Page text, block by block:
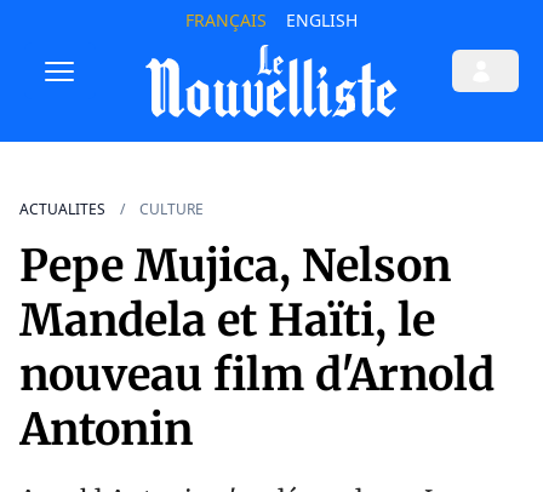
FRANÇAIS ENGLISH
ACTUALITES CULTURE
Pepe Mujica, Nelson
Mandela et Haïti, le
nouveau film d'Arnold
Antonin